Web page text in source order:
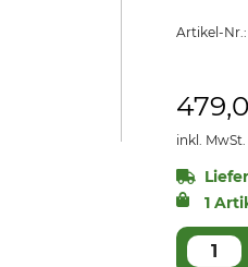
Artikel-Nr.:
inkl. MwSt.
1